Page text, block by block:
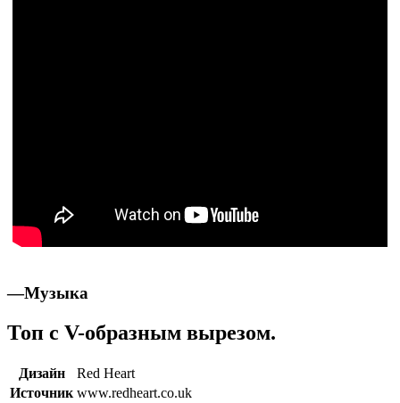
—Музыка
Топ с V-образным вырезом.
Дизайн
Red Heart
Источник www.redheart.co.uk